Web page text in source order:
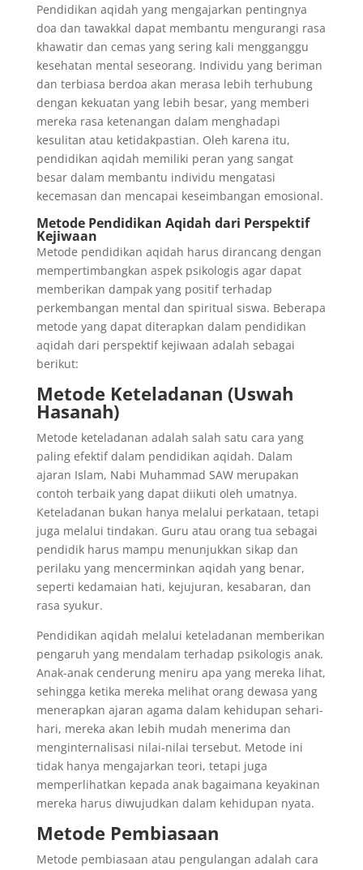
Pendidikan aqidah yang mengajarkan pentingnya
doa dan tawakkal dapat membantu mengurangi rasa
khawatir dan cemas yang sering kali mengganggu
kesehatan mental seseorang. Individu yang beriman
dan terbiasa berdoa akan merasa lebih terhubung
dengan kekuatan yang lebih besar, yang memberi
mereka rasa ketenangan dalam menghadapi
kesulitan atau ketidakpastian. Oleh karena itu,
pendidikan aqidah memiliki peran yang sangat
besar dalam membantu individu mengatasi
kecemasan dan mencapai keseimbangan emosional.
Metode Pendidikan Aqidah dari Perspektif
Kejiwaan
Metode pendidikan aqidah harus dirancang dengan
mempertimbangkan aspek psikologis agar dapat
memberikan dampak yang positif terhadap
perkembangan mental dan spiritual siswa. Beberapa
metode yang dapat diterapkan dalam pendidikan
aqidah dari perspektif kejiwaan adalah sebagai
berikut:
Metode Keteladanan (Uswah
Hasanah)
Metode keteladanan adalah salah satu cara yang
paling efektif dalam pendidikan aqidah. Dalam
ajaran Islam, Nabi Muhammad SAW merupakan
contoh terbaik yang dapat diikuti oleh umatnya.
Keteladanan bukan hanya melalui perkataan, tetapi
juga melalui tindakan. Guru atau orang tua sebagai
pendidik harus mampu menunjukkan sikap dan
perilaku yang mencerminkan aqidah yang benar,
seperti kedamaian hati, kejujuran, kesabaran, dan
rasa syukur.
Pendidikan aqidah melalui keteladanan memberikan
pengaruh yang mendalam terhadap psikologis anak.
Anak-anak cenderung meniru apa yang mereka lihat,
sehingga ketika mereka melihat orang dewasa yang
menerapkan ajaran agama dalam kehidupan sehari-
hari, mereka akan lebih mudah menerima dan
menginternalisasi nilai-nilai tersebut. Metode ini
tidak hanya mengajarkan teori, tetapi juga
memperlihatkan kepada anak bagaimana keyakinan
mereka harus diwujudkan dalam kehidupan nyata.
Metode Pembiasaan
Metode pembiasaan atau pengulangan adalah cara